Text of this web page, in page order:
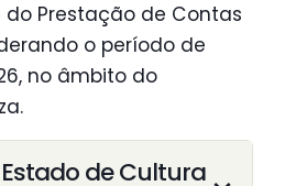
do Prestação de Contas
o período de
no âmbito do
de Cultura